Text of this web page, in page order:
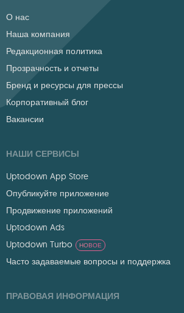
О нас
Наша компания
Редакционная политика
Прозрачность и отчеты
Бренд и ресурсы для прессы
Корпоративный блог
Вакансии
НАШИ СЕРВИСЫ
Uptodown App Store
Опубликуйте приложение
Продвижение приложений
Uptodown Ads
Uptodown Turbo
НОВОЕ
Часто задаваемые вопросы и поддержка
ПРАВОВАЯ ИНФОРМАЦИЯ